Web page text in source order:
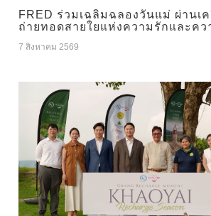
FRED ร่วมเฉลิมฉลองวันแม่ ผ่านเ
ถ่ายทอดสายใยแห่งความรักและค
7 สิงหาคม 2569